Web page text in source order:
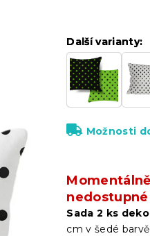
Momentálně
nedostupné
Další varianty:
Další varianty:
Možnosti
Sada 2 ks
cm v šedé